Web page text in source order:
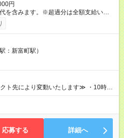
円
を含みます。※超過分は全額支給いたし
円／月 みなし残業時間 12時間／月 -
≪経験者の方は以下と
費＋各種手当 ※固定残業代（30時間/6
超過分は追加支給いたします 能力やス
定。経験者の方は前給考慮も可能で
与で還元しています。 実際にほぼ全員
だけ、収入アップも目指せる環境で
と異なる部分があります。 雇用形態：
与：月給 230,000円以上 上記額にはみ
：新富町駅）
ト先により変動いたします≫ ・10時00
間） ・9時00分～18時00分（休憩1時
間を楽しむ社員も多くいます◎
応募する 詳細へ